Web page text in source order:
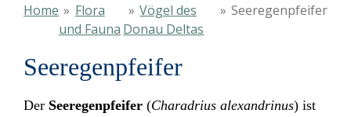
Home » Flora
und Fauna
» Vögel des
Donau Deltas
» Seeregenpfeifer
Seeregenpfeifer
Der Seeregenpfeifer (Charadrius alexandrinus) ist